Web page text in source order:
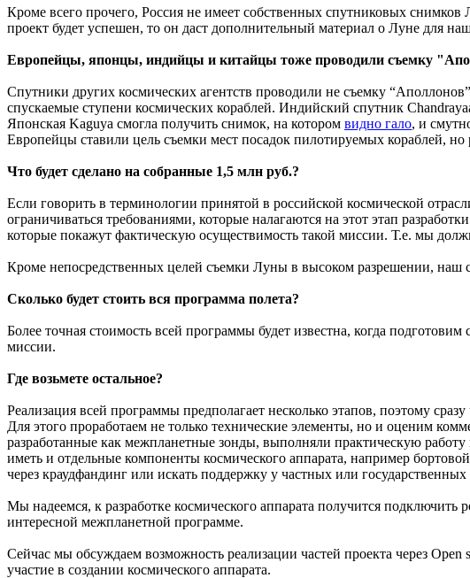
Кроме всего прочего, Россия не имеет собственных спутниковых
проект будет успешен, то он даст дополнительный материал о Луне для
Европейцы, японцы, индийцы и китайцы тоже проводили съемку
Спутники других космических агентств проводили не съемку
спускаемые ступени космических кораблей. Индийский спутник
Японская Kaguya смогла получить снимок, на котором видно гало, и
Европейцы ставили цель съемки мест посадок пилотируемых кораблей,
Что будет сделано на собранные 1,5 млн руб.?
Если говорить в терминологии принятой в российской космической
ограничиваться требованиями, которые налагаются на этот этап
которые покажут фактическую осуществимость такой миссии. Т.е. мы
Кроме непосредственных целей съемки Луны в высоком разрешении, наш
Сколько будет стоить вся программа полета?
Более точная стоимость всей программы будет известна, когда
миссии.
Где возьмете остальное?
Реализация всей программы предполагает несколько этапов, поэтому
Для этого проработаем не только технические элементы, но и оценим
разработанные как межпланетные зонды, выполняли практическую
иметь и отдельные компоненты космического аппарата, например
через краудфандинг или искать поддержку у частных или
Мы надеемся, к разработке космического аппарата получится
интересной межпланетной программе.
Сейчас мы обсуждаем возможность реализации частей проекта через
участие в создании космического аппарата.